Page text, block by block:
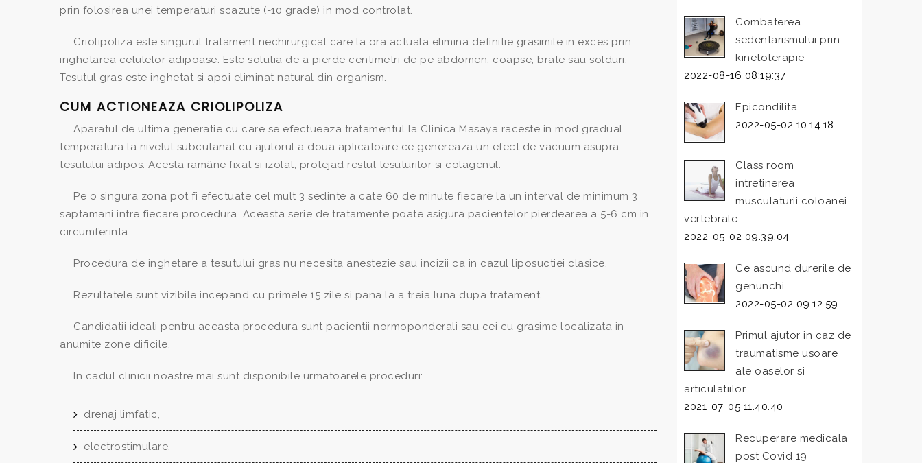
prin folosirea unei temperaturi scazute (-10 grade) in mod controlat.
Criolipoliza este singurul tratament nechirurgical care la ora actuala elimina definitie grasimile in exces prin
inghetarea celulelor adipoase. Este solutia de a pierde centimetri de pe abdomen, coapse, brate sau solduri.
Tesutul gras este inghetat si apoi eliminat natural din organism.
CUM ACTIONEAZA CRIOLIPOLIZA
Aparatul de ultima generatie cu care se efectueaza tratamentul la Clinica Masaya raceste in mod gradual
temperatura la nivelul subcutanat cu ajutorul a doua aplicatoare ce genereaza un efect de vacuum asupra
tesutului adipos. Acesta ramâne fixat si izolat, protejad restul tesuturilor si colagenul.
Pe o singura zona pot fi efectuate cel mult 3 sedinte a cate 60 de minute fiecare la un interval de minimum 3
saptamani intre fiecare procedura. Aceasta serie de tratamente poate asigura pacientelor pierdearea a 5-6 cm in
circumferinta.
Procedura de inghetare a tesutului gras nu necesita anestezie sau incizii ca in cazul liposuctiei clasice.
Rezultatele sunt vizibile incepand cu primele 15 zile si pana la a treia luna dupa tratament.
Candidatii ideali pentru aceasta procedura sunt pacientii normoponderali sau cei cu grasime localizata in
anumite zone dificile.
In cadul clinicii noastre mai sunt disponibile urmatoarele proceduri:
drenaj limfatic,
electrostimulare,
Combaterea
sedentarismului prin
kinetoterapie
2022-08-16 08:19:37
Epicondilita
2022-05-02 10:14:18
Class room
intretinerea
musculaturii coloanei
vertebrale
2022-05-02 09:39:04
Ce ascund durerile de
genunchi
2022-05-02 09:12:59
Primul ajutor in caz de
traumatisme usoare
ale oaselor si
articulatiilor
2021-07-05 11:40:40
Recuperare medicala
post Covid 19